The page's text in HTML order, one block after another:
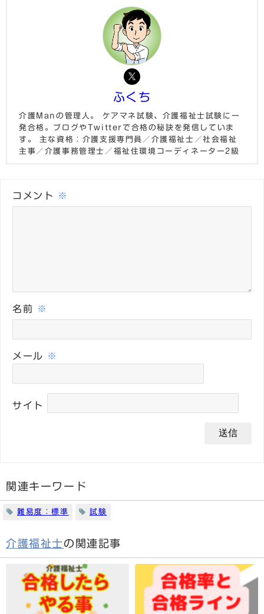
ふくち
介護Manの管理人。 ケアマネ試験、介護福祉士試験に一
発合格。ブログやTwitterで合格の秘訣を発信していま
す。 主な資格：介護支援専門員／介護福祉士／社会福祉
主事／介護事務管理士／福祉住環境コーディネーター2級
コメント ※
名前 ※
メール ※
サイト
関連キーワード
難易度：標準 試験
介護福祉士の関連記事